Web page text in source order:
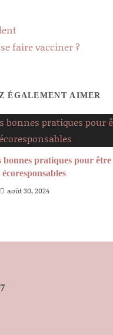
faire vacciner ?
ÉGALEMENT AIMER
bonnes pratiques pour être
août 30, 2024